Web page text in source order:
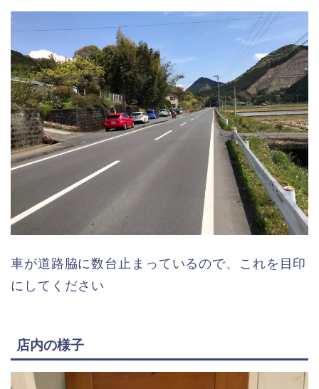
車が道路脇に数台止まっているので、これを目印
にしてください
店内の様子